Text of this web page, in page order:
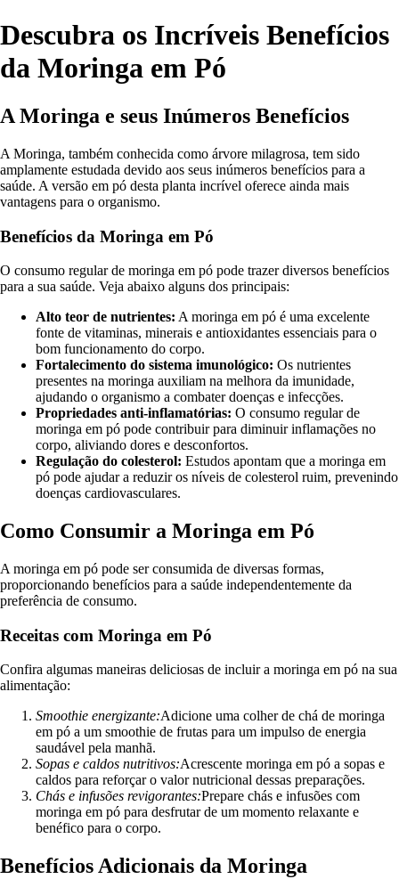
Descubra os Incríveis Benefícios
da Moringa em Pó
A Moringa e seus Inúmeros Benefícios
A Moringa, também conhecida como árvore milagrosa, tem sido
amplamente estudada devido aos seus inúmeros benefícios para a
saúde. A versão em pó desta planta incrível oferece ainda mais
vantagens para o organismo.
Benefícios da Moringa em Pó
O consumo regular de moringa em pó pode trazer diversos benefícios
para a sua saúde. Veja abaixo alguns dos principais:
Alto teor de nutrientes: A moringa em pó é uma excelente
fonte de vitaminas, minerais e antioxidantes essenciais para o
bom funcionamento do corpo.
Fortalecimento do sistema imunológico: Os nutrientes
presentes na moringa auxiliam na melhora da imunidade,
ajudando o organismo a combater doenças e infecções.
Propriedades anti-inflamatórias: O consumo regular de
moringa em pó pode contribuir para diminuir inflamações no
corpo, aliviando dores e desconfortos.
Regulação do colesterol: Estudos apontam que a moringa em
pó pode ajudar a reduzir os níveis de colesterol ruim, prevenindo
doenças cardiovasculares.
Como Consumir a Moringa em Pó
A moringa em pó pode ser consumida de diversas formas,
proporcionando benefícios para a saúde independentemente da
preferência de consumo.
Receitas com Moringa em Pó
Confira algumas maneiras deliciosas de incluir a moringa em pó na sua
alimentação:
Smoothie energizante:Adicione uma colher de chá de moringa
em pó a um smoothie de frutas para um impulso de energia
saudável pela manhã.
Sopas e caldos nutritivos:Acrescente moringa em pó a sopas e
caldos para reforçar o valor nutricional dessas preparações.
Chás e infusões revigorantes:Prepare chás e infusões com
moringa em pó para desfrutar de um momento relaxante e
benéfico para o corpo.
Benefícios Adicionais da Moringa